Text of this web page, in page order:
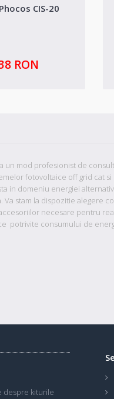
CIS-20
RON
un mod profesionist de
fotovoltaice off grid cat si
in domeniu energiei
Va stam la dispozitie alegere
necesare pentru
potrivite consumului de
despre kiturile